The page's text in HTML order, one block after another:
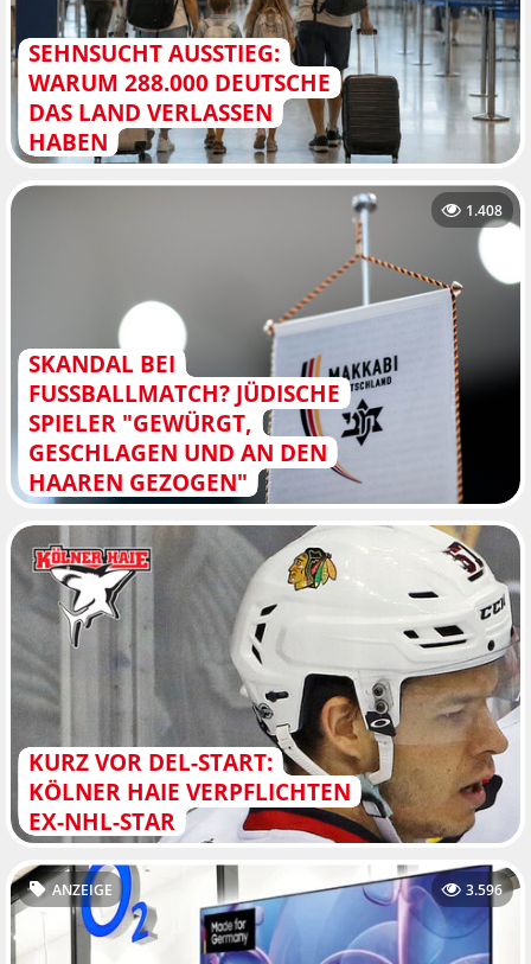
SEHNSUCHT AUSSTIEG:
WARUM 288.000 DEUTSCHE
DAS LAND VERLASSEN
HABEN
SKANDAL BEI
FUSSBALLMATCH? JÜDISCHE S
PIELER "GEWÜRGT, G
ESCHLAGEN UND AN DEN H
AAREN GEZOGEN"
1.408
KURZ VOR DEL-START:
KÖLNER HAIE VERPFLICHTEN
EX-NHL-STAR
ANZEIGE 3.596